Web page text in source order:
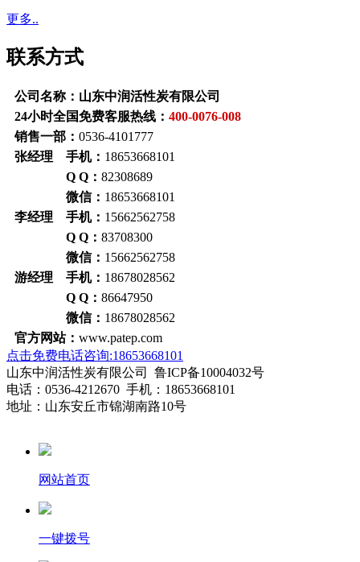
更多..
联系方式
公司名称：山东中润活性炭有限公司
24小时全国免费客服热线： 400-0076-008
销售一部： 0536-4101777
张经理 手机： 18653668101
Q Q： 82308689
微信： 18653668101
李经理 手机： 15662562758
Q Q： 83708300
微信： 15662562758
游经理 手机： 18678028562
Q Q： 86647950
微信： 18678028562
官方网站： www.patep.com
点击免费电话咨询:18653668101
山东中润活性炭有限公司 鲁ICP备10004032号
电话：0536-4212670 手机：18653668101
地址：山东安丘市锦湖南路10号
网站首页
一键拨号